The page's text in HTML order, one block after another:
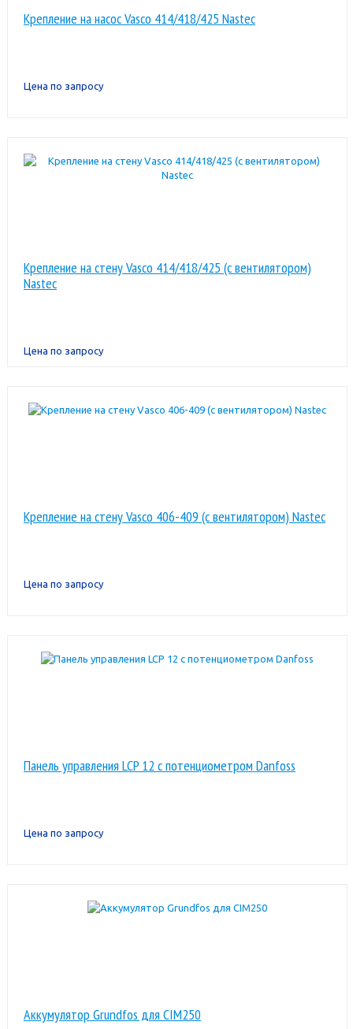
Крепление на насос Vasco 414/418/425 Nastec
Цена по запросу
Крепление на стену Vasco 414/418/425 (с вентилятором)
Nastec
Цена по запросу
Крепление на стену Vasco 406-409 (с вентилятором) Nastec
Цена по запросу
Панель управления LCP 12 с потенциометром Danfoss
Цена по запросу
Аккумулятор Grundfos для CIM250